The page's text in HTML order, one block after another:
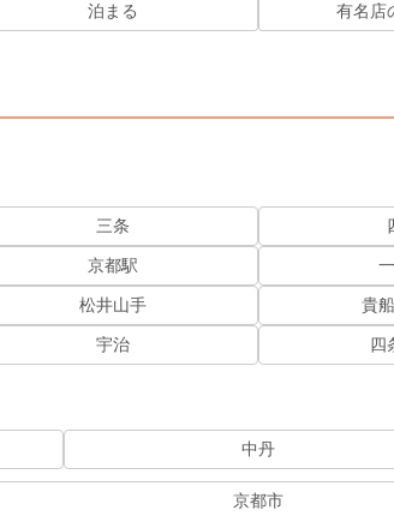
泊まる 有名店
三条
京都駅
松井山手 貴
宇治 四
中丹
京都市